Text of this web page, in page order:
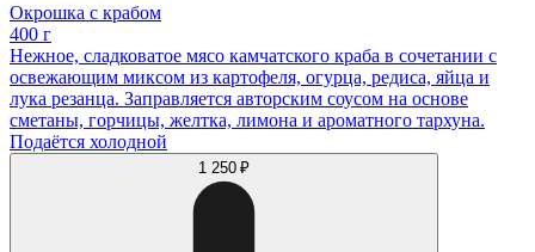
Окрошка с крабом
400 г
Нежное, сладковатое мясо камчатского краба в сочетании с
освежающим миксом из картофеля, огурца, редиса, яйца и
лука резанца. Заправляется авторским соусом на основе
сметаны, горчицы, желтка, лимона и ароматного тархуна.
Подаётся холодной
1 250 ₽